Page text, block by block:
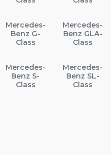
Mercedes-
Benz G-
Class
Mercedes-
Benz GLA-
Class
Mercedes-
Benz S-
Class
Mercedes-
Benz SL-
Class